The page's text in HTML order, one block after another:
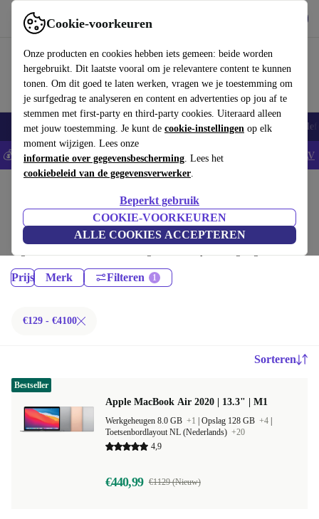
Cookie-voorkeuren
Onze producten en cookies hebben iets gemeen: beide worden
hergebruikt. Dit laatste vooral om je relevantere content te kunnen
tonen. Om dit goed te laten werken, vragen we je toestemming om
je surfgedrag te analyseren en content en advertenties op jou af te
stemmen met first-party en third-party cookies. Uiteraard alleen
met jouw toestemming. Je kunt de cookie-instellingen op elk
moment wijzigen. Lees onze
informatie over gegevensbescherming. Lees het
cookiebeleid van de gegevensverwerker.
Beperkt gebruik
COOKIE-VOORKEUREN
ALLE COOKIES ACCEPTEREN
Gebruik refurbed snel en eenvoudig
Smartphones Laptops Tablets Smartwatches Accessoires
💰Bespaar 5% EXTRA op alle iPhones - Code: IPHONEDEAL - AV
Laptops:
Gecertificeerd refurbished Laptops onder 4100€ – bespaar tot 40%. 30
dagen retourrecht & 12 maanden garantie. Shop vandaag nog duurzaam!
Prijs Merk Filteren
€129 - €4100
Sorteren
Apple MacBook Air 2020 | 13.3" | M1
Werkgeheugen 8.0 GB +1 Opslag 128 GB +4
Toetsenbordlayout NL (Nederlands) +20
4,9
€440,99 €1129 (Nieuw)
Bestseller